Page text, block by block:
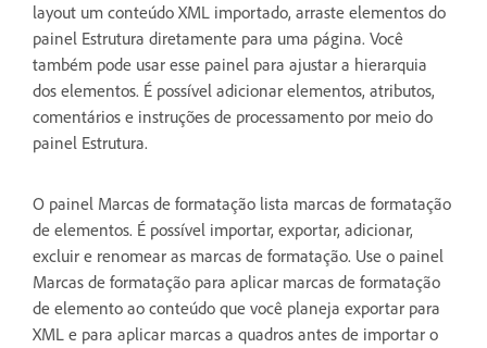
layout um conteúdo XML importado, arraste elementos do
painel Estrutura diretamente para uma página. Você
também pode usar esse painel para ajustar a hierarquia
dos elementos. É possível adicionar elementos, atributos,
comentários e instruções de processamento por meio do
painel Estrutura.
O painel Marcas de formatação lista marcas de formatação
de elementos. É possível importar, exportar, adicionar,
excluir e renomear as marcas de formatação. Use o painel
Marcas de formatação para aplicar marcas de formatação
de elemento ao conteúdo que você planeja exportar para
XML e para aplicar marcas a quadros antes de importar o